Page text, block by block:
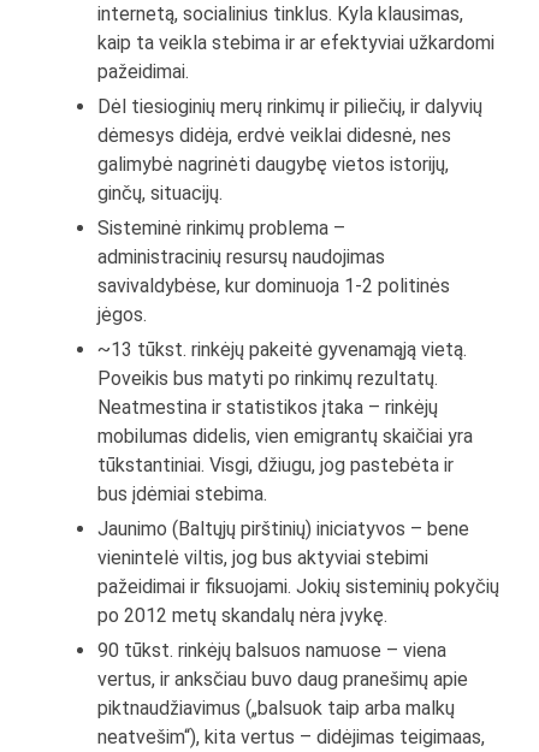
internetą, socialinius tinklus. Kyla klausimas,
kaip ta veikla stebima ir ar efektyviai užkardomi
pažeidimai.
Dėl tiesioginių merų rinkimų ir piliečių, ir dalyvių
dėmesys didėja, erdvė veiklai didesnė, nes
galimybė nagrinėti daugybę vietos istorijų,
ginčų, situacijų.
Sisteminė rinkimų problema –
administracinių resursų naudojimas
savivaldybėse, kur dominuoja 1-2 politinės
jėgos.
~13 tūkst. rinkėjų pakeitė gyvenamąją vietą.
Poveikis bus matyti po rinkimų rezultatų.
Neatmestina ir statistikos įtaka – rinkėjų
mobilumas didelis, vien emigrantų skaičiai yra
tūkstantiniai. Visgi, džiugu, jog pastebėta ir
bus įdėmiai stebima.
Jaunimo (Baltųjų pirštinių) iniciatyvos – bene
vienintelė viltis, jog bus aktyviai stebimi
pažeidimai ir fiksuojami. Jokių sisteminių pokyčių
po 2012 metų skandalų nėra įvykę.
90 tūkst. rinkėjų balsuos namuose – viena
vertus, ir anksčiau buvo daug pranešimų apie
piktnaudžiavimus („balsuok taip arba malkų
neatvešim“), kita vertus – didėjimas teigimaas,